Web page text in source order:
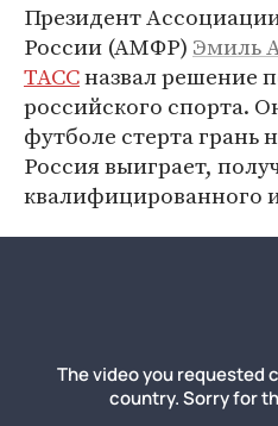
Президент
России (АМФР) Эмиль
ТАССназвал решение
российского спорта.
футболе стерта грань
Россия выиграет,
квалифицированного